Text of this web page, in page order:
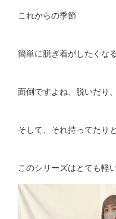
これからの季節
簡単に脱ぎ着がしたくな
面倒ですよね、脱いだり、
そして、それ持ってたりと
このシリーズはとても軽